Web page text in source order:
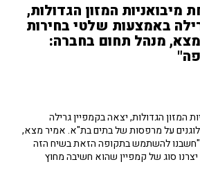
מיבואניות המזון הגדולות,
באמצעות שלטי בחירות
מצא, מנהל תחום בחברה:
המזון הגדולות, יצאה בקמפיין גרילה
על מרפסות של בתים בת"א. אמיר מצא,
"חשבנו להשתמש בתקופה הזאת בשיח הזה
סוג של קמפיין שהוא חשיבה מחוץ